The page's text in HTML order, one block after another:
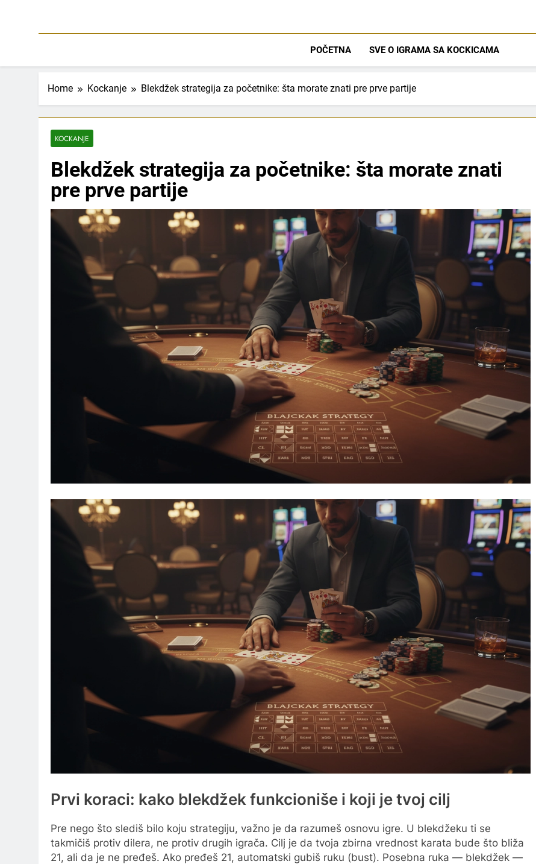
Dice Blaster
POČETNA SVE O IGRAMA SA KOCKICAMA
Home Kockanje Blekdžek strategija za početnike: šta morate znati pre prve partije
KOCKANJE
Blekdžek strategija za početnike: šta morate znati
pre prve partije
Prvi koraci: kako blekdžek funkcioniše i koji je tvoj cilj
Pre nego što slediš bilo koju strategiju, važno je da razumeš osnovu igre. U blekdžeku ti se
takmičiš protiv dilera, ne protiv drugih igrača. Cilj je da tvoja zbirna vrednost karata bude što bliža
21, ali da je ne pređeš. Ako pređeš 21, automatski gubiš ruku (bust). Posebna ruka — blekdžek —